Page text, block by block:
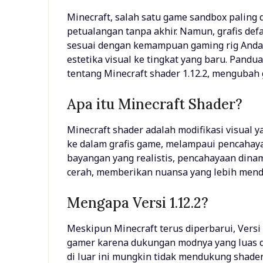
Minecraft, salah satu game sandbox
petualangan tanpa akhir. Namun, grafis
sesuai dengan kemampuan gaming rig
estetika visual ke tingkat yang baru.
tentang Minecraft shader 1.12.2,
Apa itu Minecraft Shader?
Minecraft shader adalah modifikasi visual
ke dalam grafis game, melampaui
bayangan yang realistis, pencahayaan
cerah, memberikan nuansa yang lebih
Mengapa Versi 1.12.2?
Meskipun Minecraft terus diperbarui,
gamer karena dukungan modnya yang
di luar ini mungkin tidak mendukung